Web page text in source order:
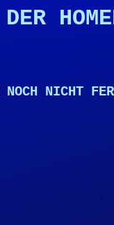
DER
NOCH NICHT